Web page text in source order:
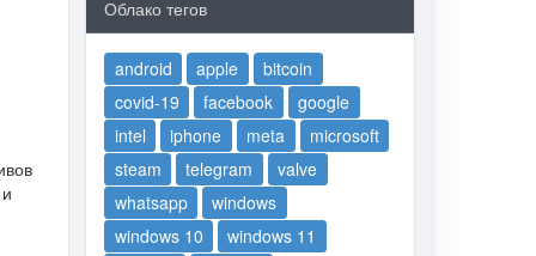
Облако тегов
android apple
bitcoin
covid-19
facebook
google
intel
iphone meta
microsoft
steam
telegram
valve
whatsapp
windows
windows 10
windows 11